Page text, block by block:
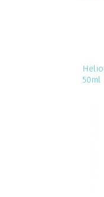
50ml